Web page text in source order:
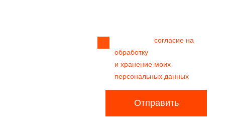
Я даю своёсогласие на
обработку
и хранение моих
персональных данных
Отправить